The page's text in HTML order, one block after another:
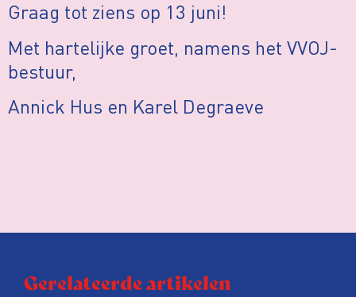
Graag tot ziens op 13 juni!
Met hartelijke groet, namens het VVOJ-
bestuur,
Annick Hus en Karel Degraeve
Gerelateerde artikelen